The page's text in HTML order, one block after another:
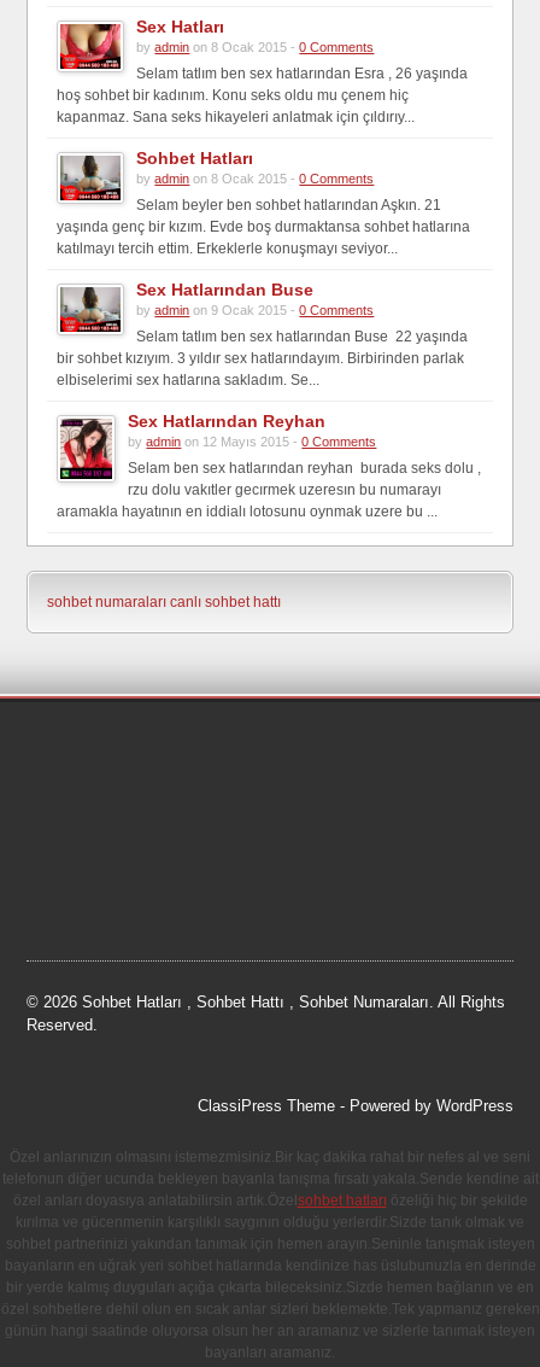
Sex Hatları
byadmin on 8 Ocak 2015 -0 Comments
Selam tatlım ben sex hatlarından Esra , 26 yaşında
hoş sohbet bir kadınım. Konu seks oldu mu çenem hiç
kapanmaz. Sana seks hikayeleri anlatmak için çıldırıy...
Sohbet Hatları
byadmin on 8 Ocak 2015 -0 Comments
Selam beyler ben sohbet hatlarından Aşkın. 21
yaşında genç bir kızım. Evde boş durmaktansa sohbet hatlarına
katılmayı tercih ettim. Erkeklerle konuşmayı seviyor...
Sex Hatlarından Buse
byadmin on 9 Ocak 2015 -0 Comments
Selam tatlım ben sex hatlarından Buse 22 yaşında
bir sohbet kızıyım. 3 yıldır sex hatlarındayım. Birbirinden parlak
elbiselerimi sex hatlarına sakladım. Se...
Sex Hatlarından Reyhan
byadmin on 12 Mayıs 2015 -0 Comments
Selam ben sex hatlarından reyhan burada seks dolu ,
rzu dolu vakıtler gecırmek uzeresın bu numarayı
aramakla hayatının en iddialı lotosunu oynmak uzere bu ...
sohbet numaraları canlı sohbet hattı
© 2026 Sohbet Hatları , Sohbet Hattı , Sohbet Numaraları. All Rights
Reserved.
ClassiPress Theme- Powered by WordPress
Özel anlarınızın olmasını istemezmisiniz.Bir kaç dakika rahat bir nefes al ve seni
telefonun diğer ucunda bekleyen bayanla tanışma fırsatı yakala.Sende kendine ait
özel anları doyasıya anlatabilirsin artık.Özel sohbet hatlarıözeliği hiç bir şekilde
kırılma ve gücenmenin karşılıklı saygının olduğu yerlerdir.Sizde tanık olmak ve
sohbet partnerinizi yakından tanımak için hemen arayın.Seninle tanışmak isteyen
bayanların en uğrak yeri sohbet hatlarında kendinize has üslubunuzla en derinde
bir yerde kalmış duyguları açığa çıkarta bileceksiniz.Sizde hemen bağlanın ve en
özel sohbetlere dehil olun en sıcak anlar sizleri beklemekte.Tek yapmanız gereken
günün hangi saatinde oluyorsa olsun her an aramanız ve sizlerle tanımak isteyen
bayanları aramanız.